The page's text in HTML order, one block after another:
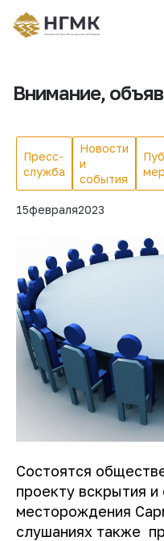
Внимание,
Пресс-
служба
Новости
и
события
15февраля2023
Состоятся
проекту вскрытия и
месторождения
слушаниях также